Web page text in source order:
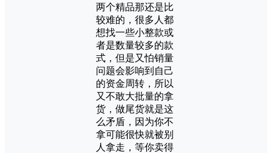
两个精品那还是比
较难的，很多人都
想找一些小整款或
者是数量较多的款
式，但是又怕销量
问题会影响到自己
的资金周转，所以
又不敢大批量的拿
货，做尾货就是这
么矛盾，因为你不
拿可能很快就被别
人拿走，等你卖得